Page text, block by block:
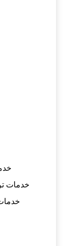
خدمات
خدمات